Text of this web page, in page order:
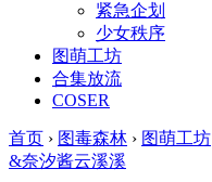
紧急企划
少女秩序
图萌工坊
合集放流
COSER
首页 › 图毒森林 › 图萌工坊
&奈汐酱云溪溪